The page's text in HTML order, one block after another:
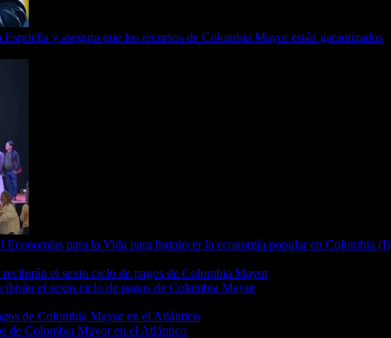
y asegura que los recursos de Colombia Mayor están garantizados
para la Vida para fortalecer la economía popular en Colombia (I)
el sexto ciclo de pagos de Colombia Mayor
de Colombia Mayor en el Atlántico